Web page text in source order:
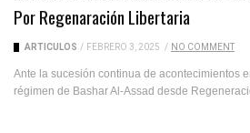
Por Regenaración Libertaria
ARTICULOS / FEBRERO 3, 2025 / NO COMMENT
Ante la sucesión continua de acontecimientos
régimen de Bashar Al-Assad desde